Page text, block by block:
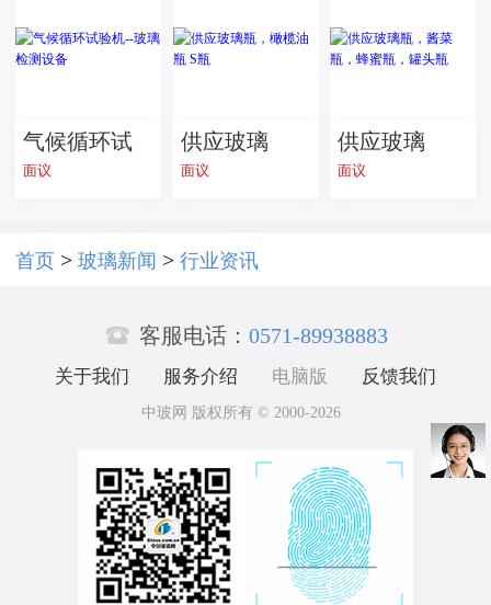
砂防水耐脏
璃面板佛山
气候循环试
验机--玻璃检
面议
供应玻璃
瓶，橄榄油
面议
供应玻璃
瓶，酱菜
面议
首页 > 玻璃新闻 > 行业资讯
 客服电话： 0571-89938883
关于我们 服务介绍 电脑版 反馈我们
中玻网 版权所有 © 2000-2026